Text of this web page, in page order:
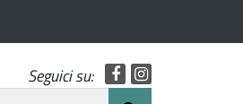
Seguici su: Facebook